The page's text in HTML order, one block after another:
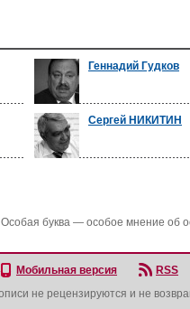
Геннадий Гудков
Сергей НИКИТИН
буква — особое мнение об
Мобильная версия RSS
не рецензируются и не